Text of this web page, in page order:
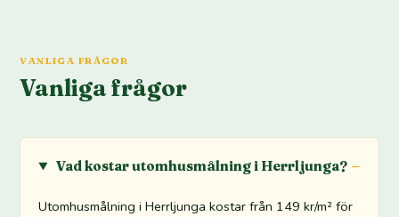
VANLIGA FRÅGOR
Vanliga frågor
Vad kostar utomhusmålning i Herrljunga?
Utomhusmålning i Herrljunga kostar från 149 kr/m² för